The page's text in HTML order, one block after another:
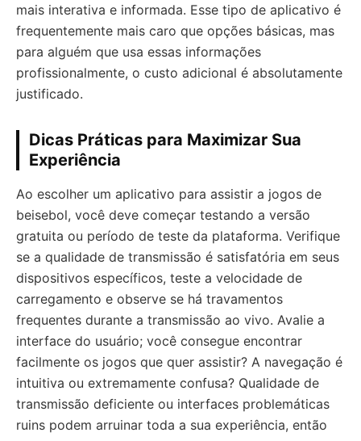
mais interativa e informada. Esse tipo de aplicativo é
frequentemente mais caro que opções básicas, mas
para alguém que usa essas informações
profissionalmente, o custo adicional é absolutamente
justificado.
Dicas Práticas para Maximizar Sua
Experiência
Ao escolher um aplicativo para assistir a jogos de
beisebol, você deve começar testando a versão
gratuita ou período de teste da plataforma. Verifique
se a qualidade de transmissão é satisfatória em seus
dispositivos específicos, teste a velocidade de
carregamento e observe se há travamentos
frequentes durante a transmissão ao vivo. Avalie a
interface do usuário; você consegue encontrar
facilmente os jogos que quer assistir? A navegação é
intuitiva ou extremamente confusa? Qualidade de
transmissão deficiente ou interfaces problemáticas
ruins podem arruinar toda a sua experiência, então